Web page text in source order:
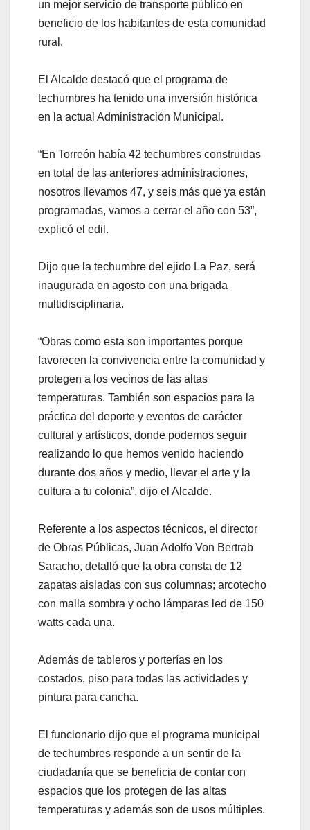
un mejor servicio de transporte público en
beneficio de los habitantes de esta comunidad
rural.
El Alcalde destacó que el programa de
techumbres ha tenido una inversión histórica
en la actual Administración Municipal.
“En Torreón había 42 techumbres construidas
en total de las anteriores administraciones,
nosotros llevamos 47, y seis más que ya están
programadas, vamos a cerrar el año con 53”,
explicó el edil.
Dijo que la techumbre del ejido La Paz, será
inaugurada en agosto con una brigada
multidisciplinaria.
“Obras como esta son importantes porque
favorecen la convivencia entre la comunidad y
protegen a los vecinos de las altas
temperaturas. También son espacios para la
práctica del deporte y eventos de carácter
cultural y artísticos, donde podemos seguir
realizando lo que hemos venido haciendo
durante dos años y medio, llevar el arte y la
cultura a tu colonia”, dijo el Alcalde.
Referente a los aspectos técnicos, el director
de Obras Públicas, Juan Adolfo Von Bertrab
Saracho, detalló que la obra consta de 12
zapatas aisladas con sus columnas; arcotecho
con malla sombra y ocho lámparas led de 150
watts cada una.
Además de tableros y porterías en los
costados, piso para todas las actividades y
pintura para cancha.
El funcionario dijo que el programa municipal
de techumbres responde a un sentir de la
ciudadanía que se beneficia de contar con
espacios que los protegen de las altas
temperaturas y además son de usos múltiples.